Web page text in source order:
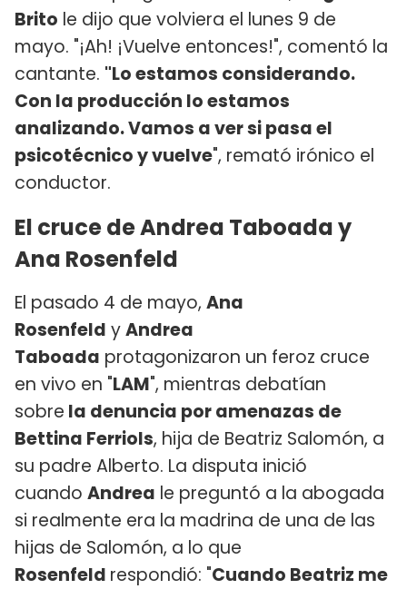
Brito le dijo que volviera el lunes 9 de
mayo. "¡Ah! ¡Vuelve entonces!", comentó la
cantante. "Lo estamos considerando.
Con la producción lo estamos
analizando. Vamos a ver si pasa el
psicotécnico y vuelve", remató irónico el
conductor.
El cruce de Andrea Taboada y
Ana Rosenfeld
El pasado 4 de mayo, Ana
Rosenfeld yAndrea
Taboada protagonizaron un feroz cruce
en vivo en "LAM", mientras debatían
sobre la denuncia por amenazas de
Bettina Ferriols, hija de Beatriz Salomón, a
su padre Alberto. La disputa inició
cuando Andrea le preguntó a la abogada
si realmente era la madrina de una de las
hijas de Salomón, a lo que
Rosenfeld respondió: "Cuando Beatriz me